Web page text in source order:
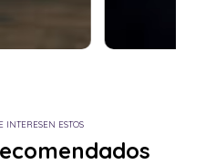
INTERESEN ESTOS